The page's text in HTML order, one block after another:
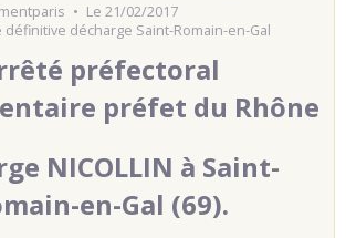
Le 21/02/2017
définitive décharge Saint-Romain-en-Gal
préfectoral
préfet du Rhône
NICOLLIN à Saint-
en-Gal (69).